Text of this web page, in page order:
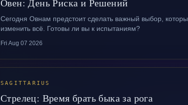
Овен: День Риска и Решений
Сегодня Овнам предстоит сделать важный выбор,
изменить всё. Готовы ли вы к испытаниям?
Fri Aug 07 2026
SAGITTARIUS
Стрелец: Время брать быка за рога